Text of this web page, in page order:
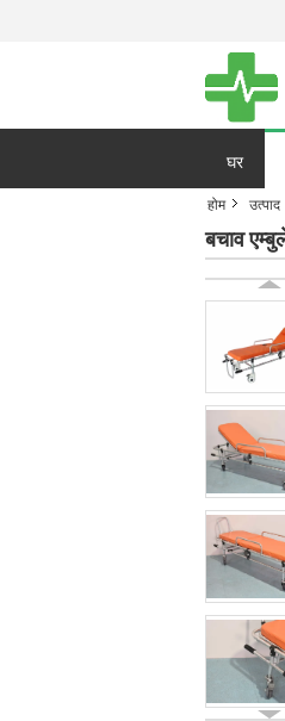
घर
होम उत्पाद
बचाव